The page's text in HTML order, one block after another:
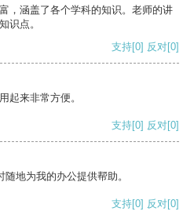
，涵盖了各个学科的知识。老师的讲
识点。
支持[0] 反对[0]
起来非常方便。
支持[0] 反对[0]
地为我的办公提供帮助。
支持[0] 反对[0]